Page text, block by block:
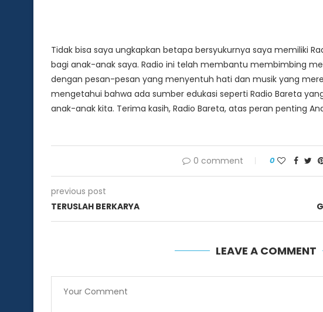
Tidak bisa saya ungkapkan betapa bersyukurnya saya memiliki
bagi anak-anak saya. Radio ini telah membantu membimbing
dengan pesan-pesan yang menyentuh hati dan musik yang
mengetahui bahwa ada sumber edukasi seperti Radio Bareta
anak-anak kita. Terima kasih, Radio Bareta, atas peran penting
0 comment 0
previous post
TERUSLAH BERKARYA
LEAVE A COMMENT